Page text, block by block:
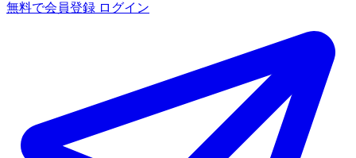
無料で会員登録 ログイン